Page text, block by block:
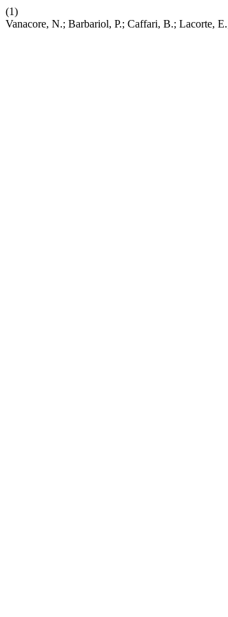
(1)
Vanacore, N.; Barbariol, P.; Caffari, B.; Lacorte,